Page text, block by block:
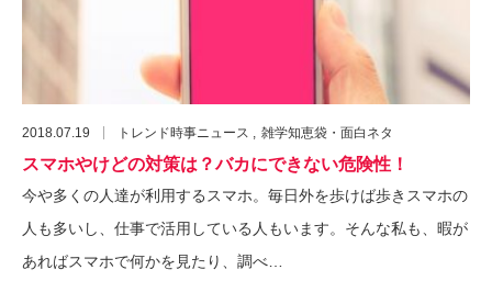
2018.07.19 トレンド時事ニュース 雑学知恵袋・面白ネタ
スマホやけどの対策は？バカにできない危険性！
今や多くの人達が利用するスマホ。毎日外を歩けば歩きスマホの
人も多いし、仕事で活用している人もいます。そんな私も、暇が
あればスマホで何かを見たり、調べ…